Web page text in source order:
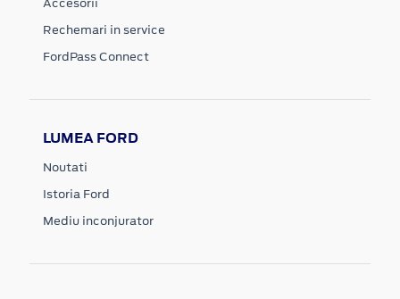
Rechemari in service
FordPass Connect
LUMEA FORD
Noutati
Istoria Ford
Mediu inconjurator